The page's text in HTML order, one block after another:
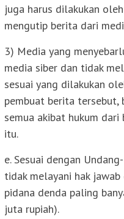
juga harus dilakukan
mengutip berita dari
3) Media yang
media siber dan tidak
sesuai yang dilakukan
pembuat berita tersebut,
semua akibat hukum
itu.
e. Sesuai dengan
tidak melayani hak
pidana denda paling
juta rupiah).